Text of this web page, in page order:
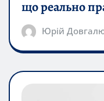
що реально
Юрій